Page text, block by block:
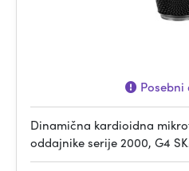
Dinamična kardioidna
oddajnike serije 2000, G4